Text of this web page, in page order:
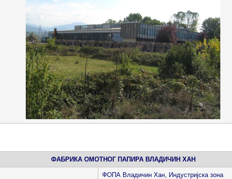
ФАБРИКА ОМОТНОГ ПАПИРА ВЛАДИЧИН ХАН
ФОПА Владичин Хан, Индустријска зона